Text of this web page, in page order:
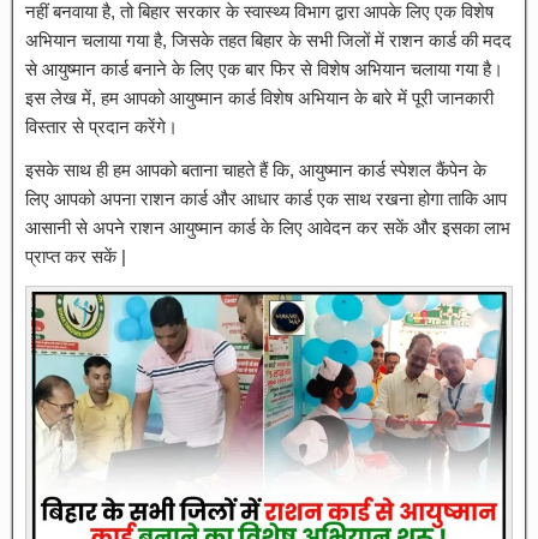
नहीं बनवाया है, तो बिहार सरकार के स्वास्थ्य विभाग द्वारा आपके लिए एक विशेष
अभियान चलाया गया है, जिसके तहत बिहार के सभी जिलों में राशन कार्ड की मदद
से आयुष्मान कार्ड बनाने के लिए एक बार फिर से विशेष अभियान चलाया गया है।
इस लेख में, हम आपको आयुष्मान कार्ड विशेष अभियान के बारे में पूरी जानकारी
विस्तार से प्रदान करेंगे।
इसके साथ ही हम आपको बताना चाहते हैं कि, आयुष्मान कार्ड स्पेशल कैंपेन के
लिए आपको अपना राशन कार्ड और आधार कार्ड एक साथ रखना होगा ताकि आप
आसानी से अपने राशन आयुष्मान कार्ड के लिए आवेदन कर सकें और इसका लाभ
प्राप्त कर सकें |